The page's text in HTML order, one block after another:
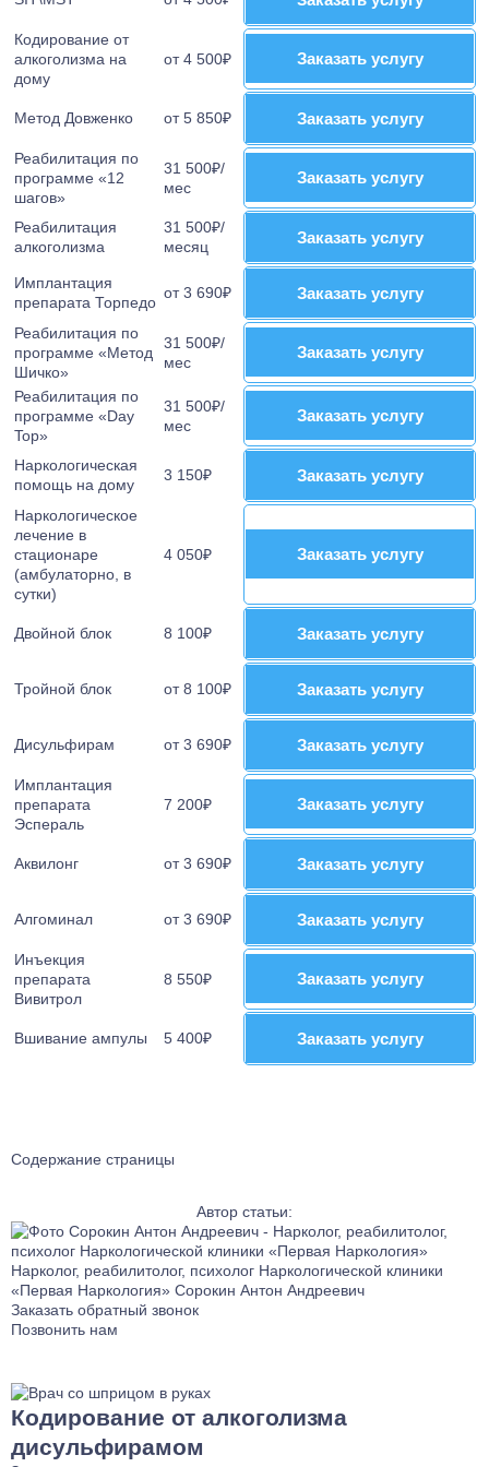
Кодирование от
алкоголизма на
дому
от 4 500₽ Заказать услугу
Заказать услугу
Метод Довженко от 5 850₽ Заказать услугу
Заказать услугу
Реабилитация по
программе «12
шагов»
31 500₽/
мес
Заказать услугу
Заказать услугу
Реабилитация
алкоголизма
31 500₽/
месяц
Заказать услугу
Заказать услугу
Имплантация
препарата Торпедо
от 3 690₽ Заказать услугу
Заказать услугу
Реабилитация по
программе «Метод
Шичко»
31 500₽/
мес
Заказать услугу
Заказать услугу
Реабилитация по
программе «Day
Top»
31 500₽/
мес
Заказать услугу
Заказать услугу
Наркологическая
помощь на дому
3 150₽ Заказать услугу
Заказать услугу
Наркологическое
лечение в
стационаре
(амбулаторно, в
сутки)
4 050₽ Заказать услугу
Заказать услугу
Двойной блок 8 100₽ Заказать услугу
Заказать услугу
Тройной блок от 8 100₽ Заказать услугу
Заказать услугу
Дисульфирам от 3 690₽ Заказать услугу
Заказать услугу
Имплантация
препарата
Эспераль
7 200₽ Заказать услугу
Заказать услугу
Аквилонг от 3 690₽ Заказать услугу
Заказать услугу
Алгоминал от 3 690₽ Заказать услугу
Заказать услугу
Инъекция
препарата
Вивитрол
8 550₽ Заказать услугу
Заказать услугу
Вшивание ампулы 5 400₽ Заказать услугу
Заказать услугу
Содержание страницы
Автор статьи:
Нарколог, реабилитолог, психолог Наркологической клиники
«Первая Наркология» Сорокин Антон Андреевич
Заказать обратный звонок
Позвонить нам
Кодирование от алкоголизма
дисульфирамом